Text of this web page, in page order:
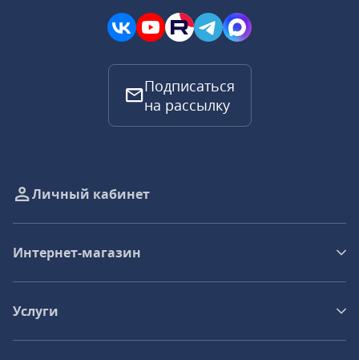
Подписаться
на рассылку
Личный кабинет
Интернет-магазин
Услуги